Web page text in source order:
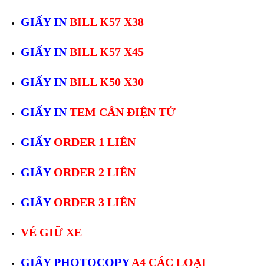
GIẤY INBILL K57 X38
GIẤY INBILL K57 X45
GIẤY INBILL K50 X30
GIẤY INTEM CÂN ĐIỆN TỬ
GIẤY ORDER 1 LIÊN
GIẤY ORDER 2 LIÊN
GIẤYORDER 3 LIÊN
VÉ GIỮ XE
GIẤY PHOTOCOPYA4 CÁC LOẠI